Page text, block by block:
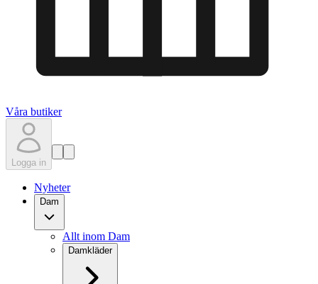
Våra butiker
Logga in
Nyheter
Dam
Allt inom Dam
Damkläder